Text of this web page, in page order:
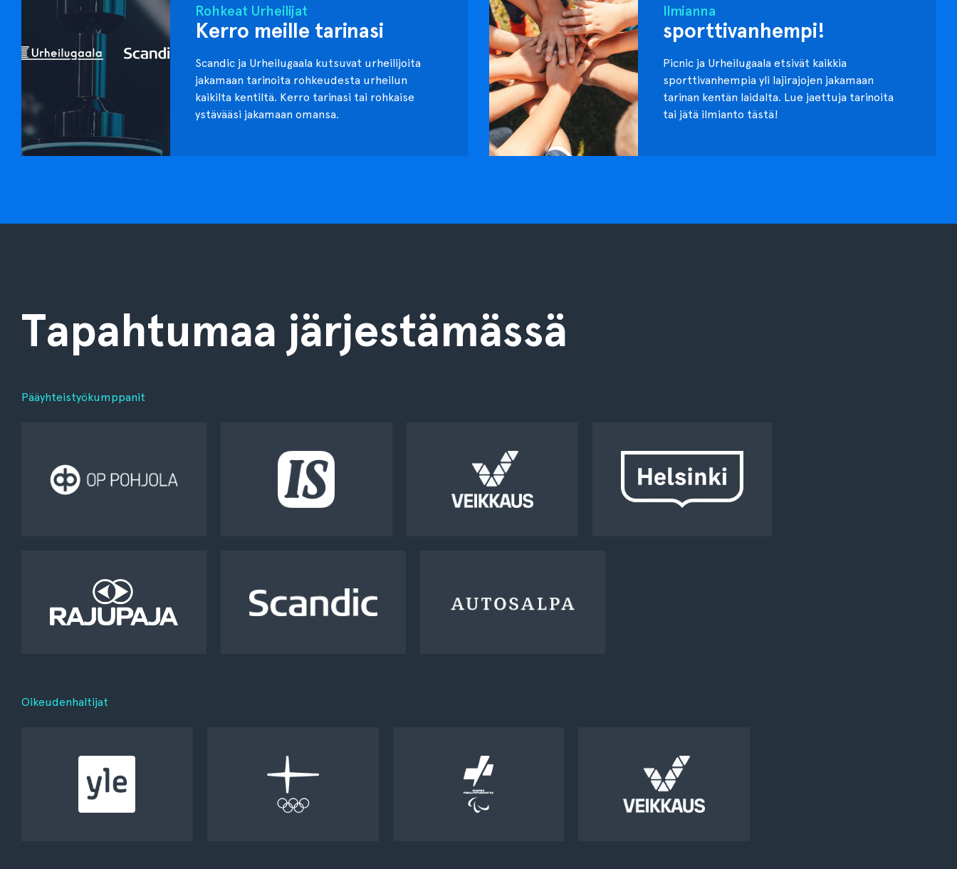
Rohkeat Urheilijat
Kerro meille tarinasi
Scandic ja Urheilugaala kutsuvat urheilijoita
jakamaan tarinoita rohkeudesta urheilun
kaikilta kentiltä. Kerro tarinasi tai rohkaise
ystävääsi jakamaan omansa.
Ilmianna
sporttivanhempi!
Picnic ja Urheilugaala etsivät kaikkia
sporttivanhempia yli lajirajojen jakamaan
tarinan kentän laidalta. Lue jaettuja tarinoita
tai jätä ilmianto tästä!
Tapahtumaa järjestämässä
Pääyhteistyökumppanit
Oikeudenhaltijat